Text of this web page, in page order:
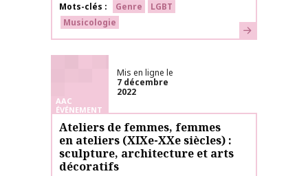
Mots-clés
Genre
LGBT
Musicologie
En savoir plus
AAC
ÉVÉNEMENT
Mis en ligne le
7 décembre
2022
Ateliers de femmes, femmes
en ateliers (XIXe-XXe siècles) :
sculpture, architecture et arts
décoratifs